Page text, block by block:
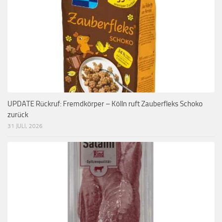
UPDATE Rückruf: Fremdkörper – Kölln ruft Zauberfleks Schoko
zurück
31 JULI, 2026